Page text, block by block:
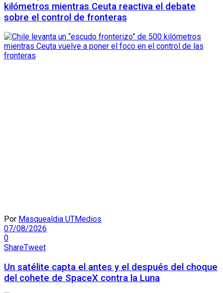
kilómetros mientras Ceuta reactiva el debate
sobre el control de fronteras
Por Masquealdia UTMedios
07/08/2026
0
ShareTweet
Un satélite capta el antes y el después del choque
del cohete de SpaceX contra la Luna